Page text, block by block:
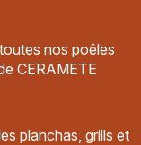
nos poêles
CERAMETE
planchas, grills et